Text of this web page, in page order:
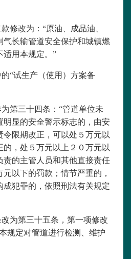
修改为：“原油、成品油、
气长输管道安全保护和城镇燃
适用本规定。”
“试生产（使用）方案备
第三十四条：“管道单位未
明显的安全警示标志的，由安
限期改正，可以处５万元以
，处５万元以上２０万元以
责的主管人员和其他直接责任
以下的罚款；情节严重的，
成犯罪的，依照刑法有关规定
为第三十五条，第一项修改
规定对管道进行检测、维护